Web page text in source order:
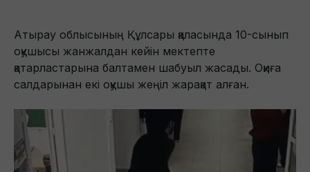
Атырау облысының Құлсары қаласында 10-сынып
оқушысы жанжалдан кейін мектепте
қатарластарына балтамен шабуыл жасады. Оқиға
салдарынан екі оқушы жеңіл жарақат алған.